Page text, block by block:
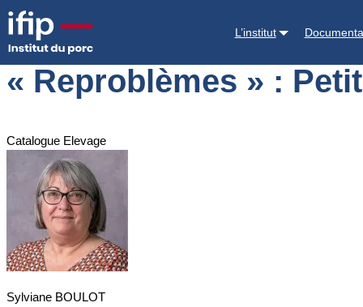
L’institut
Accueil Formations
« Reproblèmes » :
Catalogue Elevage
Sylviane BOULOT